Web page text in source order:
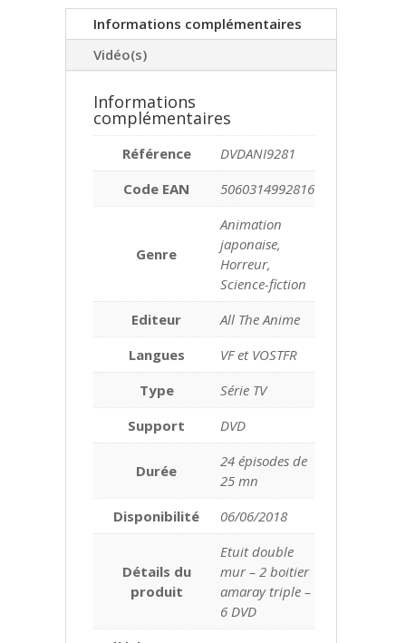
Informations complémentaires
Vidéo(s)
Informations
complémentaires
Référence
DVDANI9281
Code EAN
5060314992816
Genre
Animation
japonaise,
Horreur,
Science-fiction
Editeur
All The Anime
Langues
VF et VOSTFR
Type
Série TV
Support
DVD
Durée
24 épisodes de
25 mn
Disponibilité
06/06/2018
Détails du
produit
Etuit double
mur – 2 boitier
amaray triple –
6 DVD